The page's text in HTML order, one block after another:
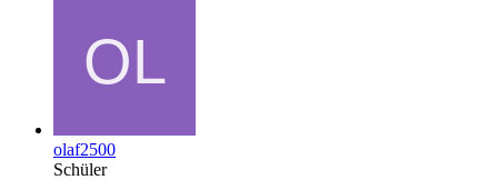
olaf2500
Schüler